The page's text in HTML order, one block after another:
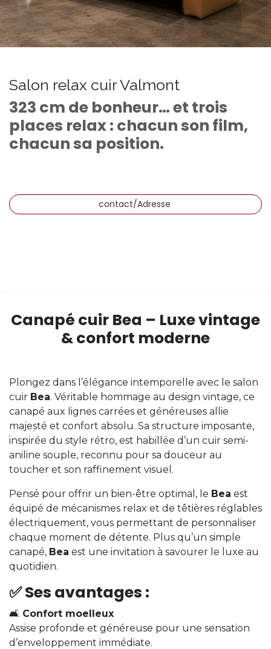
Salon relax cuir Valmont
323 cm de bonheur… et trois
places relax : chacun son film,
chacun sa position.
contact/Adresse
Canapé cuir Bea – Luxe vintage
& confort moderne
Plongez dans l’élégance intemporelle avec le salon
cuir Bea. Véritable hommage au design vintage, ce
canapé aux lignes carrées et généreuses allie
majesté et confort absolu. Sa structure imposante,
inspirée du style rétro, est habillée d’un cuir semi-
aniline souple, reconnu pour sa douceur au
toucher et son raffinement visuel.
Pensé pour offrir un bien-être optimal, le Bea est
équipé de mécanismes relax et de têtières réglables
électriquement, vous permettant de personnaliser
chaque moment de détente. Plus qu’un simple
canapé, Bea est une invitation à savourer le luxe au
quotidien.
✅Ses avantages :
🛋️ Confort moelleux
Assise profonde et généreuse pour une sensation
d’enveloppement immédiate.